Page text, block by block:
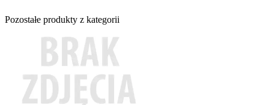
Pozostałe produkty z kategorii